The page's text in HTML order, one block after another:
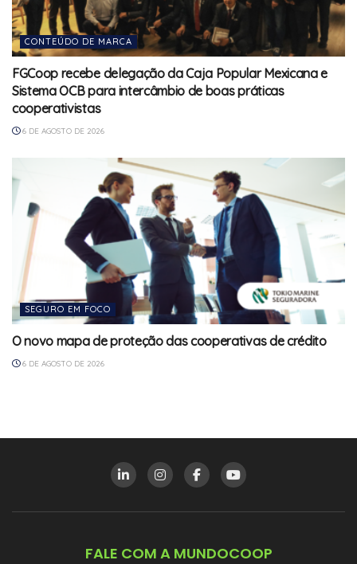
CONTEÚDO DE MARCA
FGCoop recebe delegação da Caja Popular Mexicana e
Sistema OCB para intercâmbio de boas práticas
cooperativistas
6 DE AGOSTO DE 2026
SEGURO EM FOCO
O novo mapa de proteção das cooperativas de crédito
6 DE AGOSTO DE 2026
FALE COM A MUNDOCOOP